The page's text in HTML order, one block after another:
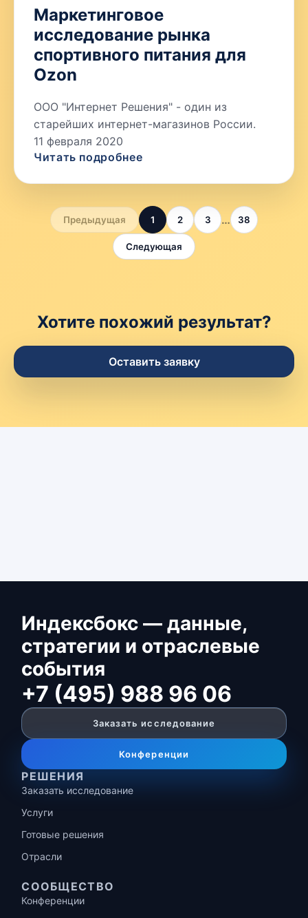
Маркетинговое
исследование рынка
спортивного питания для
Ozon
ООО "Интернет Решения" - один из
старейших интернет-магазинов России.
11 февраля 2020
Читать подробнее
Предыдущая 1 2 3 … 38
Следующая
Хотите похожий результат?
Оставить заявку
Индексбокс — данные,
стратегии и отраслевые
события
+7 (495) 988 96 06
Заказать исследование
Конференции
РЕШЕНИЯ
Заказать исследование
Услуги
Готовые решения
Отрасли
СООБЩЕСТВО
Конференции